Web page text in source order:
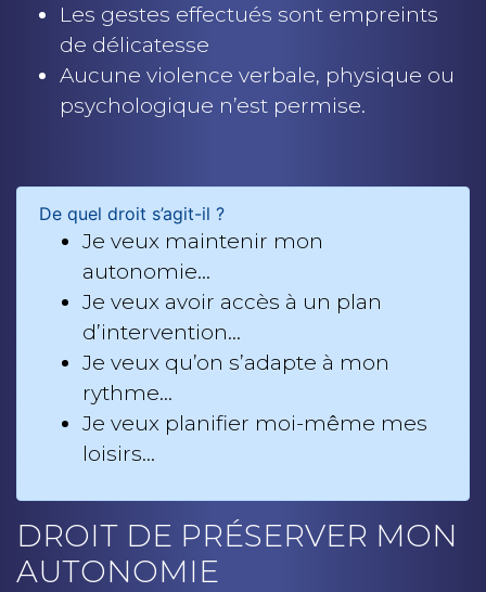
Les gestes effectués sont empreints
de délicatesse
Aucune violence verbale, physique ou
psychologique n’est permise.
De quel droit s’agit-il ?
Je veux maintenir mon
autonomie…
Je veux avoir accès à un plan
d’intervention…
Je veux qu’on s’adapte à mon
rythme…
Je veux planifier moi-même mes
loisirs…
DROIT DE PRÉSERVER MON
AUTONOMIE